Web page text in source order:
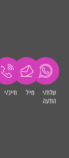
שלח/י
הודעה
מייל חייג/י